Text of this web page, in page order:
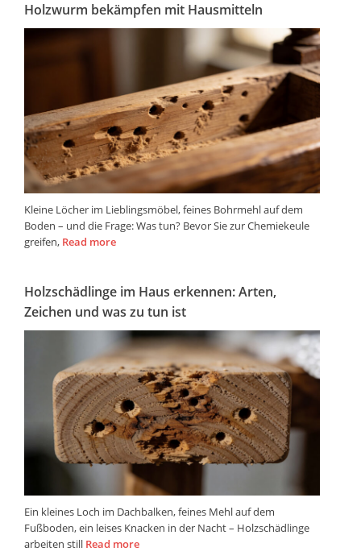
Holzwurm bekämpfen mit Hausmitteln
Kleine Löcher im Lieblingsmöbel, feines Bohrmehl auf dem
Boden – und die Frage: Was tun? Bevor Sie zur Chemiekeule
greifen, Read more
Holzschädlinge im Haus erkennen: Arten,
Zeichen und was zu tun ist
Ein kleines Loch im Dachbalken, feines Mehl auf dem
Fußboden, ein leises Knacken in der Nacht – Holzschädlinge
arbeiten still Read more